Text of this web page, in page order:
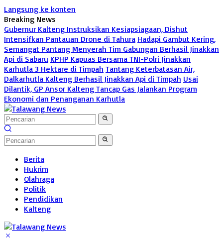
Langsung ke konten
Breaking News
Gubernur Kalteng Instruksikan Kesiapsiagaan, Dishut
Intensifkan Pantauan Drone di Tahura Hadapi Gambut Kering,
Semangat Pantang Menyerah Tim Gabungan Berhasil Jinakkan
Api di Sabaru KPHP Kapuas Bersama TNI-Polri Jinakkan
Karhutla 3 Hektare di Timpah Tantang Keterbatasan Air,
Dalkarhutla Kalteng Berhasil Jinakkan Api di Timpah Usai
Dilantik, GP Ansor Kalteng Tancap Gas Jalankan Program
Ekonomi dan Penanganan Karhutla
Berita
Hukrim
Olahraga
Politik
Pendidikan
Kalteng